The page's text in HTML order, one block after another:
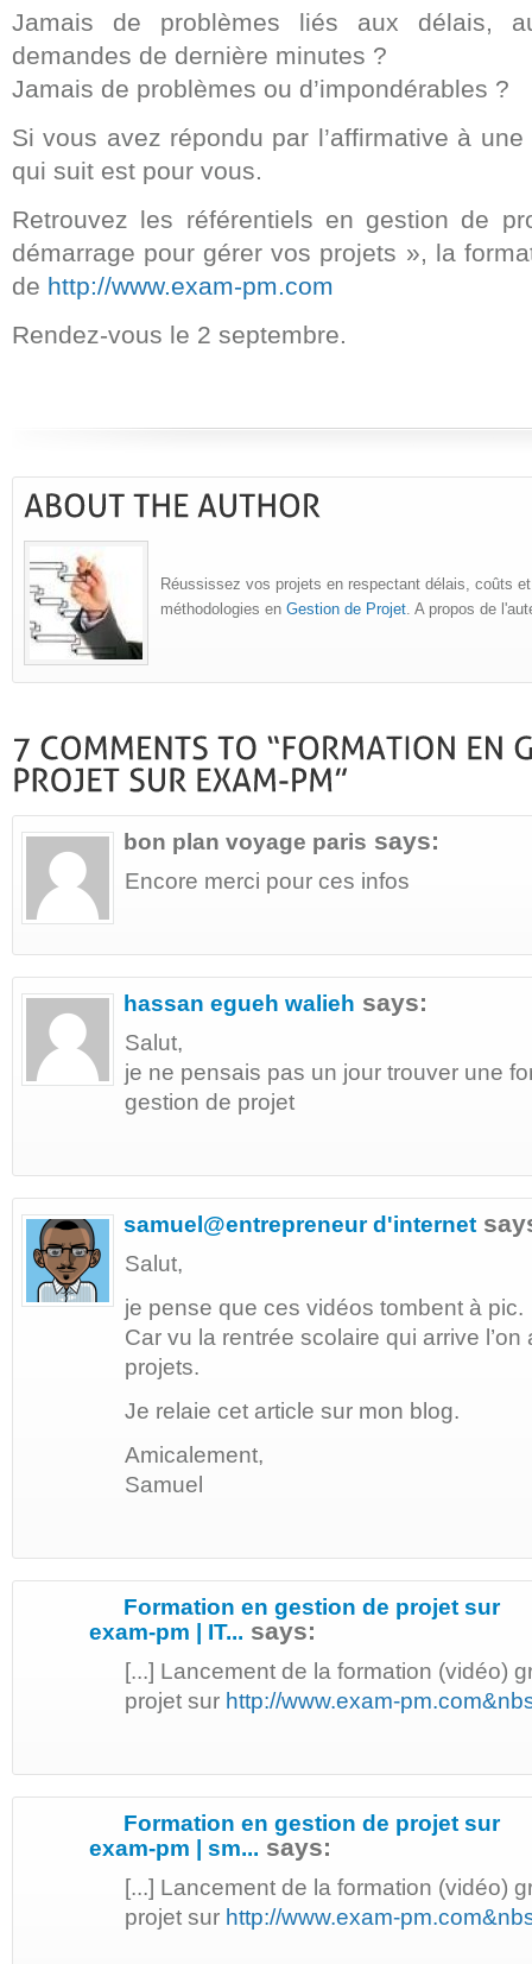
Jamais de problèmes liés aux délais,
demandes de dernière minutes ?
Jamais de problèmes ou d’impondérables ?
Si vous avez répondu par l’affirmative à
qui suit est pour vous.
Retrouvez les référentiels en gestion de
démarrage pour gérer vos projets », la
de http://www.exam-pm.com
Rendez-vous le 2 septembre.
Réussissez vos projets en respectant délais, coûts
méthodologies en Gestion de Projet. A propos de
bon plan voyage paris says:
Encore merci pour ces infos
hassan egueh walieh says:
Salut,
je ne pensais pas un jour trouver une
gestion de projet
samuel@entrepreneur d'internet
Salut,
je pense que ces vidéos tombent à pic.
Car vu la rentrée scolaire qui arrive
projets.
Je relaie cet article sur mon blog.
Amicalement,
Samuel
Formation en gestion de projet sur
exam-pm | IT... says:
[...] Lancement de la formation (vidéo)
projet sur http://www.exam-
Formation en gestion de projet sur
exam-pm | sm... says:
[...] Lancement de la formation (vidéo)
projet sur http://www.exam-